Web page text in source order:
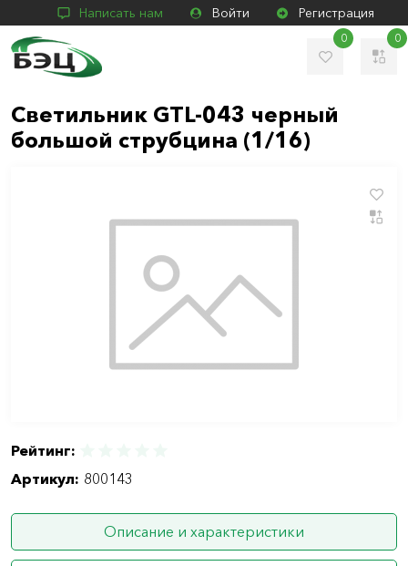
Написать нам Войти Регистрация
0 0
Светильник GTL-043 черный
большой струбцина (1/16)
Рейтинг:
Артикул: 800143
Описание и характеристики